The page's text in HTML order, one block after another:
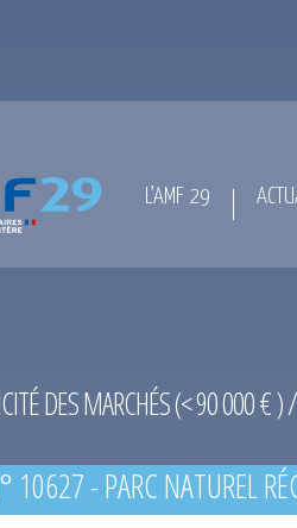
L’AMF 29
DES MARCHÉS (< 90 000 € )/
10627 - PARC NATUREL